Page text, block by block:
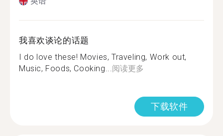
我喜欢谈论的话题
I do love these! Movies, Traveling, Work out,
Music, Foods, Cooking...阅读更多
下载软件